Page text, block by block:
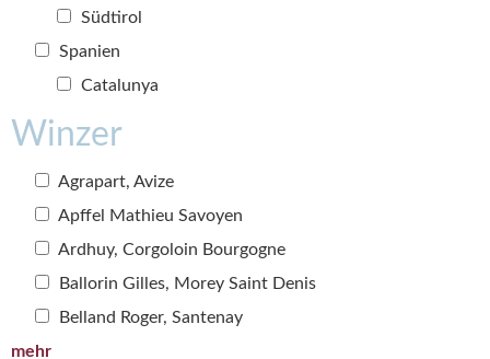
Südtirol
Spanien
Catalunya
Winzer
Agrapart, Avize
Apffel Mathieu Savoyen
Ardhuy, Corgoloin Bourgogne
Ballorin Gilles, Morey Saint Denis
Belland Roger, Santenay
mehr